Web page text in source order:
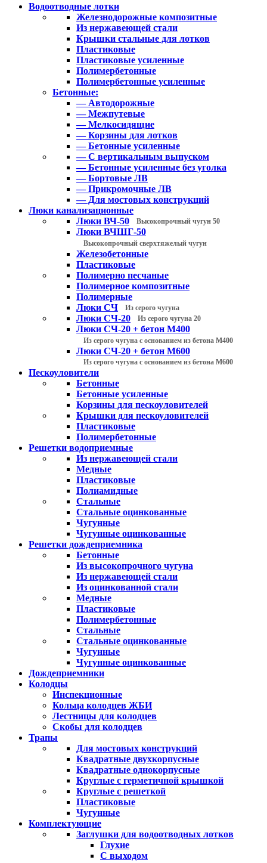
Водоотводные лотки
Железнодорожные композитные
Из нержавеющей стали
Крышки стальные для лотков
Пластиковые
Пластиковые усиленные
Полимербетонные
Полимербетонные усиленные
Бетонные:
— Автодорожные
— Межпутевые
— Мелкосидящие
— Корзины для лотков
— Бетонные усиленные
— С вертикальным выпуском
— Бетонные усиленные без уголка
— Бортовые ЛВ
— Прикромочные ЛВ
— Для мостовых конструкций
Люки канализационные
Люки ВЧ-50
Высокопрочный чугун 50
Люки ВЧШГ-50
Высокопрочный сверхтяжелый чугун
Железобетонные
Пластиковые
Полимерно песчаные
Полимерное композитные
Полимерные
Люки СЧ
Из серого чугуна
Люки СЧ-20 Из серого чугуна 20
Люки СЧ-20 + бетон М400
Из серого чугуна с основанием из бетона М400
Люки СЧ-20 + бетон М600
Из серого чугуна с основанием из бетона М600
Пескоуловители
Бетонные
Бетонные усиленные
Корзины для пескоуловителей
Крышки для пескоуловителей
Пластиковые
Полимербетонные
Решетки водоприемные
Из нержавеющей стали
Медные
Пластиковые
Полиамидные
Стальные
Стальные оцинкованные
Чугунные
Чугунные оцинкованные
Решетки дождеприемника
Бетонные
Из высокопрочного чугуна
Из нержавеющей стали
Из оцинкованной стали
Медные
Пластиковые
Полимербетонные
Стальные
Стальные оцинкованные
Чугунные
Чугунные оцинкованные
Дождеприемники
Колодцы
Инспекционные
Кольца колодцев ЖБИ
Лестницы для колодцев
Скобы для колодцев
Трапы
Для мостовых конструкций
Квадратные двухкорпусные
Квадратные однокорпусные
Круглые с герметичной крышкой
Круглые с решеткой
Пластиковые
Чугунные
Комплектующие
Заглушки для водоотводных лотков
Глухие
С выходом